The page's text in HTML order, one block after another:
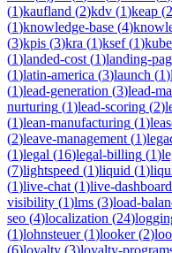
(1)kaufland (2)kdv (1)keap (2
(1)knowledge-base (4)
(3)kpis (3)kra (1)ksef(1)
(1)landed-cost (1)landing-
(1)latin-america (3)launch (1)
(1)lead-generation (3)lead-
nurturing (1)lead-scoring (2)
(1)lean-manufacturing (1)
(2)leave-management (1)
(1)legal (16)legal-billing (1)
(7)lightspeed (1)liquid (1)
(1)live-chat (1)live-
visibility (1)lms (3)load-
seo (4)localization (24)
(1)lohnsteuer(1)looker(2)
(6)loyalty (3)loyalty-